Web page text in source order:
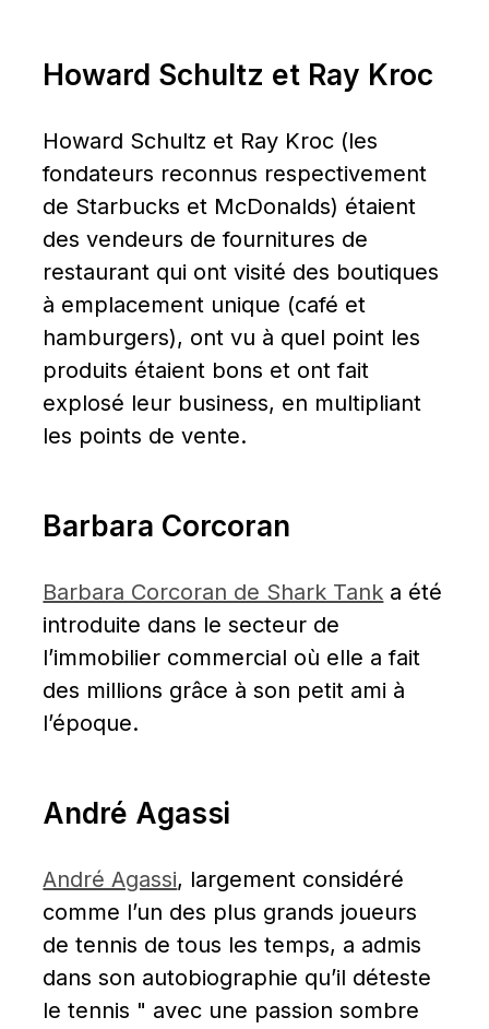
Howard Schultz et Ray Kroc
Howard Schultz et Ray Kroc (les
fondateurs reconnus respectivement
de Starbucks et McDonalds) étaient
des vendeurs de fournitures de
restaurant qui ont visité des boutiques
à emplacement unique (café et
hamburgers), ont vu à quel point les
produits étaient bons et ont fait
explosé leur business, en multipliant
les points de vente.
Barbara Corcoran
Barbara Corcoran de Shark Tank a été
introduite dans le secteur de
l’immobilier commercial où elle a fait
des millions grâce à son petit ami à
l’époque.
André Agassi
André Agassi, largement considéré
comme l’un des plus grands joueurs
de tennis de tous les temps, a admis
dans son autobiographie qu’il déteste
le tennis " avec une passion sombre